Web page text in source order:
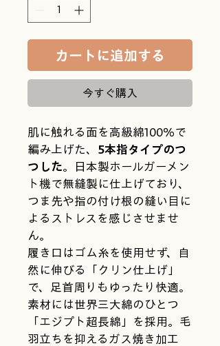
カートに追加する
今すぐ購入
肌に触れる面を高級綿100％で
編み上げた、 5本指タイプのつ
つした。日本製ホールガーメン
ト機で無縫製に仕上げており、
つま先や指の付け根の縫い目に
よるストレスを感じさせませ
ん。
履き口はゴム糸を使用せず、自
然に伸びる「クリン仕上げ」
で、足首周りもゆったり快適。
素材には世界三大綿のひとつ
「エジプト超長綿」を採用。毛
羽立ちを抑えるガス焼き加工